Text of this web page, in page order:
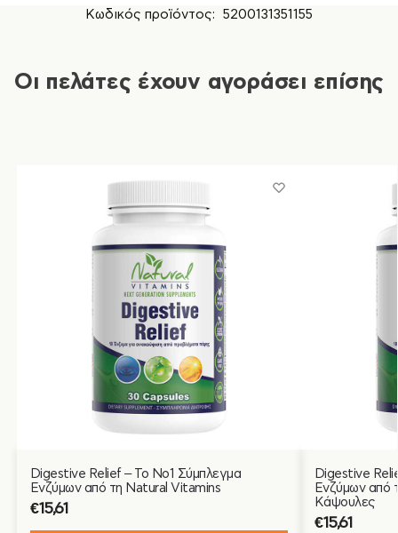
Κωδικός προϊόντος: 5200131351155
Οι πελάτες έχουν αγοράσει επίσης
Digestive Relief – Το Νο1 Σύμπλεγμα
Ενζύμων από τη Natural Vitamins
€15,61
Digestive
Ενζύμων από
Κάψουλες
€15,61